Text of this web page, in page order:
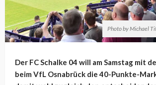
Photo by Michael
Der FC Schalke 04 will am Samstag mit
beim VfL Osnabrück die 40-Punkte-